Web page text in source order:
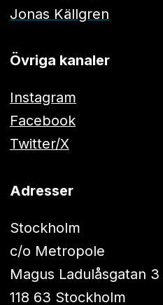
Jonas Källgren
Övriga kanaler
Instagram
Facebook
Twitter/X
Adresser
Stockholm
c/o Metropole
Magus Ladulåsgatan 3
118 63 Stockholm